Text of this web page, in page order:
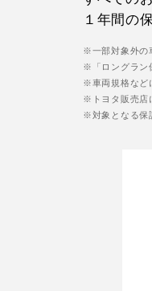
１年間の
※一部対象外の
※「ロングラン
※車両規格など
※トヨタ販売店
※対象となる保